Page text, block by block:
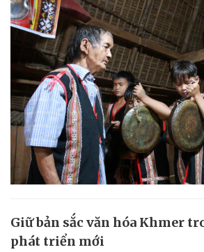
Giữ bản sắc văn hóa Khmer
phát triển mới